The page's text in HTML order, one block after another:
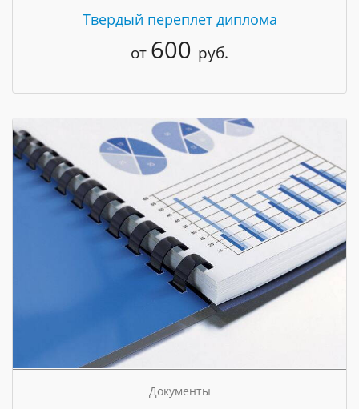
Твердый переплет диплома
от 600 руб.
Документы